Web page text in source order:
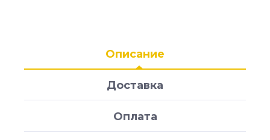
Описание
Доставка
Оплата